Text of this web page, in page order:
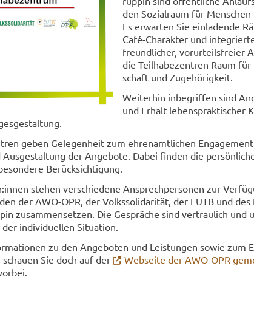
den So­zi­al­raum für
Es er­war­ten Sie ein­la­den­de
Café-​Charakter und
freund­li­cher, vor­ur­teils­frei­er
die Teil­ha­be­zen­tren Raum
schaft und Zu­ge­hö­rig­keit.
Wei­ter­hin in­be­grif­fen sind
und Er­halt le­bens­prak­ti­scher
geben Ge­le­gen­heit zum eh­ren­amt­li­chen
der An­ge­bo­te. Dabei fin­den die
Be­rück­sich­ti­gung.
ste­hen ver­schie­de­ne An­sprech­per­so­nen zur
der AWO-​OPR, der Volks­so­li­da­ri­tät, der EUTB und des
zu­sam­men­set­zen. Die Ge­sprä­che sind ver­trau­lich
in­di­vi­du­el­len Si­tua­ti­on.
zu den An­ge­bo­ten und Leis­tun­gen sowie zum
Sie doch auf der
Web­sei­te der AWO-​OPR